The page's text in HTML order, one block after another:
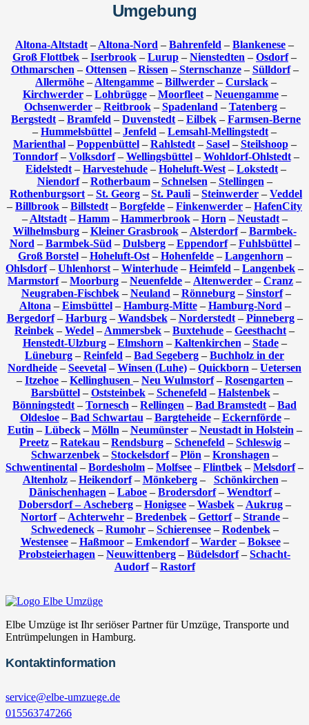
Umgebung
Altona-Altstadt – Altona-Nord – Bahrenfeld – Blankenese –
Groß Flottbek – Iserbrook – Lurup – Nienstedten – Osdorf–
Othmarschen – Ottensen – Rissen – Sternschanze– Sülldorf–
Allermöhe – Altengamme – Billwerder – Curslack –
Kirchwerder– Lohbrügge– Moorfleet– Neuengamme–
Ochsenwerder– Reitbrook– Spadenland – Tatenberg–
Bergstedt – Bramfeld – Duvenstedt – Eilbek – Farmsen-Berne
– Hummelsbüttel – Jenfeld – Lemsahl-Mellingstedt –
Marienthal– Poppenbüttel– Rahlstedt– Sasel– Steilshoop–
Tonndorf– Volksdorf– Wellingsbüttel– Wohldorf-Ohlstedt–
Eidelstedt – Harvestehude – Hoheluft-West – Lokstedt –
Niendorf– Rotherbaum– Schnelsen – Stellingen –
Rothenburgsort – St. Georg – St. Pauli – Steinwerder – Veddel
– Billbrook – Billstedt – Borgfelde – Finkenwerder – HafenCity
– Altstadt– Hamm– Hammerbrook– Horn – Neustadt–
Wilhelmsburg– Kleiner Grasbrook– Alsterdorf– Barmbek-
Nord – Barmbek-Süd – Dulsberg– Eppendorf– Fuhlsbüttel–
Groß Borstel– Hoheluft-Ost– Hohenfelde– Langenhorn –
Ohlsdorf– Uhlenhorst – Winterhude – Heimfeld – Langenbek –
Marmstorf– Moorburg – Neuenfelde – Altenwerder – Cranz –
Neugraben-Fischbek– Neuland – Rönneburg– Sinstorf–
Altona – Eimsbüttel– Hamburg-Mitte– Hamburg-Nord –
Bergedorf– Harburg– Wandsbek– Norderstedt– Pinneberg–
Reinbek – Wedel – Ammersbek – Buxtehude – Geesthacht –
Henstedt-Ulzburg– Elmshorn – Kaltenkirchen – Stade–
Lüneburg – Reinfeld – Bad Segeberg – Buchholz in der
Nordheide – Seevetal – Winsen (Luhe) – Quickborn – Uetersen
– Itzehoe – Kellinghusen – Neu Wulmstorf– Rosengarten –
Barsbüttel– Oststeinbek– Schenefeld – Halstenbek–
Bönningstedt – Tornesch – Rellingen – Bad Bramstedt – Bad
Oldesloe– Bad Schwartau – Bargteheide– Eckernförde–
Eutin – Lübeck– Mölln – Neumünster– Neustadt in Holstein –
Preetz – Ratekau – Rendsburg – Schenefeld – Schleswig –
Schwarzenbek – Stockelsdorf– Plön – Kronshagen –
Schwentinental – Bordesholm – Molfsee – Flintbek – Melsdorf–
Altenholz– Heikendorf– Mönkeberg– Schönkirchen –
Dänischenhagen – Laboe – Brodersdorf– Wendtorf–
Dobersdorf – Ascheberg– Honigsee– Wasbek– Aukrug–
Nortorf– Achterwehr – Bredenbek – Gettorf– Strande –
Schwedeneck– Rumohr– Schierensee– Rodenbek–
Westensee– Haßmoor– Emkendorf– Warder– Boksee–
Probsteierhagen – Neuwittenberg – Büdelsdorf– Schacht-
Audorf– Rastorf
Elbe Umzüge ist Ihr seriöser Partner für Umzüge, Transporte und
Entrümpelungen in Hamburg.
Kontaktinformation
service@elbe-umzuege.de
015563747266